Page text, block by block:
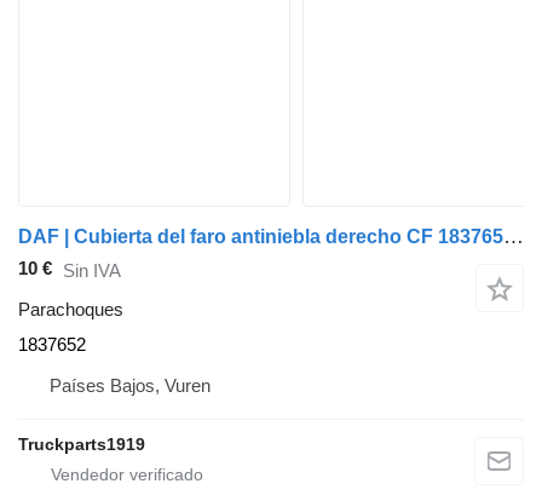
DAF | Cubierta del faro antiniebla derecho CF 1837652 parachoques para camión
10 € Sin IVA
Parachoques
1837652
Países Bajos, Vuren
Truckparts1919